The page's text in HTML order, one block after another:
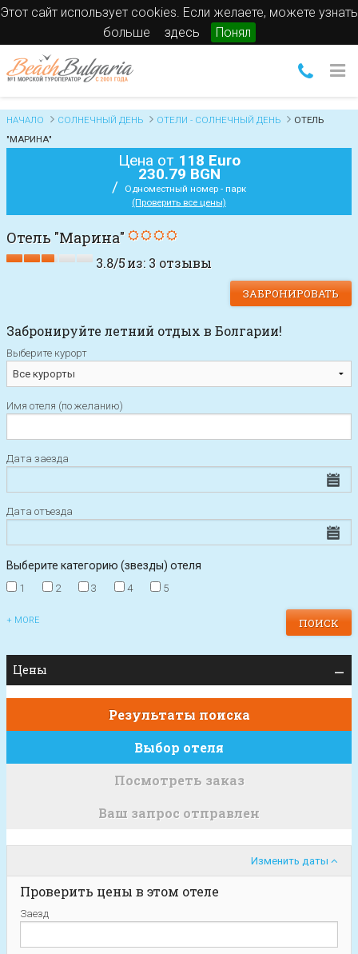
Этот сайт использует cookies. Если желаете, можете узнать
больше
здесь Понял
НАЧАЛО СОЛНЕЧНЫЙ ДЕНЬ ОТЕЛИ - СОЛНЕЧНЫЙ ДЕНЬ
ОТЕЛЬ
"МАРИНА"
Цена от 118 Euro
230.79 BGN
/
Одноместный номер - парк
(Проверить все цены)
Отель "Марина"
3.8/5из:3 отзывы
ЗАБРОНИРОВАТЬ
Забронируйте летний отдых в Болгарии!
Выберите курорт
Имя отеля (по желанию)
Дата заезда
Дата отъезда
Выберите категорию (звезды) отеля
1 2 3 4 5
+ MORE
Цены
Результаты поиска
Выбор отеля
Посмотреть заказ
Ваш запрос отправлен
Изменить даты
Проверить цены в этом отеле
Заезд